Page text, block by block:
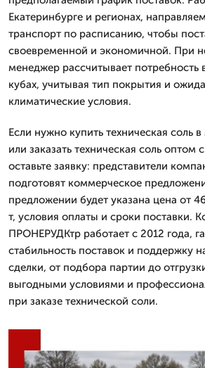
Екатеринбурге и регионах,
транспорт по расписанию, чтобы
своевременной и экономичной. При
менеджер рассчитывает потребность
кубах, учитывая тип покрытия и
климатические условия.
Если нужно купить техническая соль
или заказать техническая соль оптом
оставьте заявку: представители
подготовят коммерческое
предложении будет указана цена от
т, условия оплаты и сроки поставки.
ПРОНЕРУДКтр работает с 2012 года,
стабильность поставок и поддержку
сделки, от подбора партии до
выгодными условиями и
при заказе технической соли.